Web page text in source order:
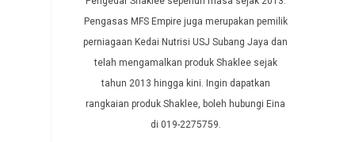
Pengasas MFS Empire juga merupakan pemilik
perniagaan Kedai Nutrisi USJ Subang Jaya dan
telah mengamalkan produk Shaklee sejak
tahun 2013 hingga kini. Ingin dapatkan
rangkaian produk Shaklee, boleh hubungi Eina
di 019-2275759.